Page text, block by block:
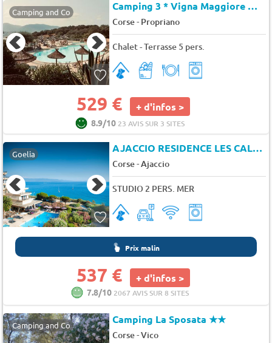
Camping and Co Camping 3 * Vigna Maggiore
Corse- Propriano
Chalet - Terrasse 5 pers.
529 € + d'infos >
8.9/10 23 AVIS SUR 3 SITES
Goelia AJACCIO RESIDENCE LES CALANQUES
Corse-Ajaccio
STUDIO 2 PERS. MER
Prix malin
537 € + d'infos >
7.8/10 2067 AVIS SUR 8 SITES
Camping and Co Camping La Sposata★★
Corse-Vico